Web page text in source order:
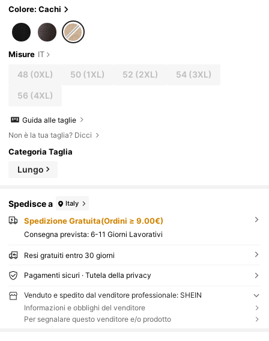
Colore: Cachi
Misure IT
48 (0XL) 50 (1XL) 52 (2XL) 54(3XL)
56 (4XL)
Guida alle taglie
Non è la tua taglia? Dicci
Categoria Taglia
Lungo
Spedisce a Italy
Spedizione Gratuita(Ordini ≥ 9.00€)
Consegna prevista: 6-11 Giorni Lavorativi
Resi gratuiti entro 30 giorni
Pagamenti sicuri · Tutela della privacy
Venduto e spedito dal venditore professionale: SHEIN
Informazioni e obblighi del venditore
Per segnalare questo venditore e/o prodotto